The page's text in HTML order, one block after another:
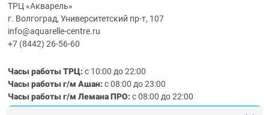
ТРЦ «Акварель»
г. Волгоград, Университетский пр-т, 107
info@aquarelle-centre.ru
+7 (8442) 26-56-60
Часы работы ТРЦ:с 10:00 до 22:00
Часы работы г/м Ашан:с 08:00 до 23:00
Часы работыг/мЛемана ПРО:с 08:00 до 22:00